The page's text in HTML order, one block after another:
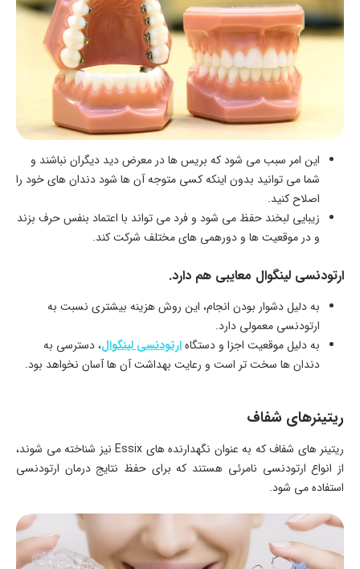
این امر سبب می شود که بریس ها در معرض دید دیگران نباشند و
شما می توانید بدون اینکه کسی متوجه آن ها شود دندان های خود را
اصلاح کنید.
زیبایی لبخند حفظ می شود و فرد می تواند با اعتماد بنفس حرف بزند
و در موقعیت ها و دورهمی های مختلف شرکت کند.
ارتودنسی لینگوال معایبی هم دارد.
به دلیل دشوار بودن انجام، این روش هزینه بیشتری نسبت به
ارتودنسی معمولی دارد.
به دلیل موقعیت اجزا و دستگاهارتودنسی لینگوال، دسترسی به
دندان ها سخت تر است و رعایت بهداشت آن ها آسان نخواهد بود.
ریتینرهای شفاف
ریتینر های شفاف که به عنوان نگهدارنده های Essix نیز شناخته می شوند،
از انواع ارتودنسی نامرئی هستند که برای حفظ نتایج درمان ارتودنسی
استفاده می شود.